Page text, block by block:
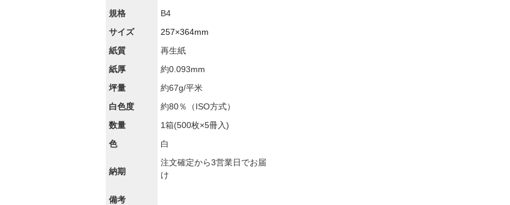
規格
B4
サイズ
257×364mm
紙質
再生紙
紙厚
約0.093mm
坪量
約67g/平米
白色度
約80％（ISO方式）
数量
1箱(500枚×5冊入)
色
白
納期
注文確定から3営業日でお届
け
備考